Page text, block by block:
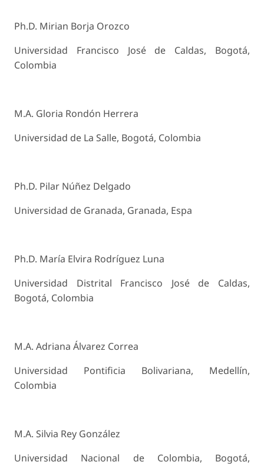
Ph.D. Mirian Borja Orozco
Universidad Francisco José de Caldas, Bogotá,
Colombia
M.A. Gloria Rondón Herrera
Universidad de La Salle, Bogotá, Colombia
Ph.D. Pilar Núñez Delgado
Universidad de Granada, Granada, Espa
Ph.D. María Elvira Rodríguez Luna
Universidad Distrital Francisco José de Caldas,
Bogotá, Colombia
M.A. Adriana Álvarez Correa
Universidad Pontificia Bolivariana, Medellín,
Colombia
M.A. Silvia Rey González
Universidad Nacional de Colombia, Bogotá,